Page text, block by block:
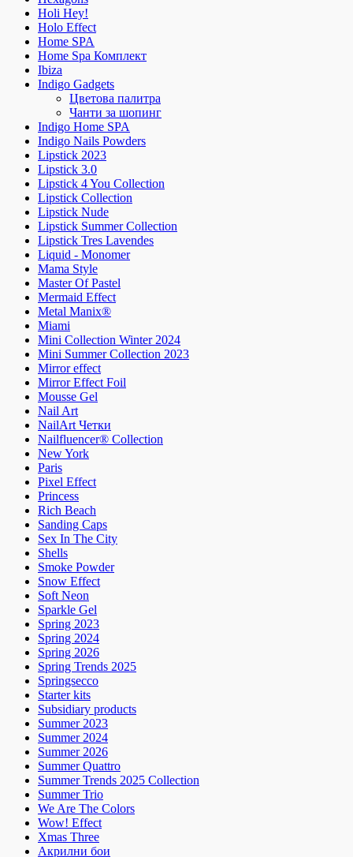
Holi Hey!
Holo Effect
Home SPA
Home Spa Комплект
Ibiza
Indigo Gadgets
Цветова палитра
Чанти за шопинг
Indigo Home SPA
Indigo Nails Powders
Lipstick 2023
Lipstick 3.0
Lipstick 4 You Collection
Lipstick Collection
Lipstick Nude
Lipstick Summer Collection
Lipstick Tres Lavendes
Liquid - Monomer
Mama Style
Master Of Pastel
Mermaid Effect
Metal Manix®
Miami
Mini Collection Winter 2024
Mini Summer Collection 2023
Mirror effect
Mirror Effect Foil
Mousse Gel
Nail Art
NailArt Четки
Nailfluencer® Collection
New York
Paris
Pixel Effect
Princess
Rich Beach
Sanding Caps
Sex In The City
Shells
Smoke Powder
Snow Effect
Soft Neon
Sparkle Gel
Spring 2023
Spring 2024
Spring 2026
Spring Trends 2025
Springsecco
Starter kits
Subsidiary products
Summer 2023
Summer 2024
Summer 2026
Summer Quattro
Summer Trends 2025 Collection
Summer Trio
We Are The Colors
Wow! Effect
Xmas Three
Акрилни бои